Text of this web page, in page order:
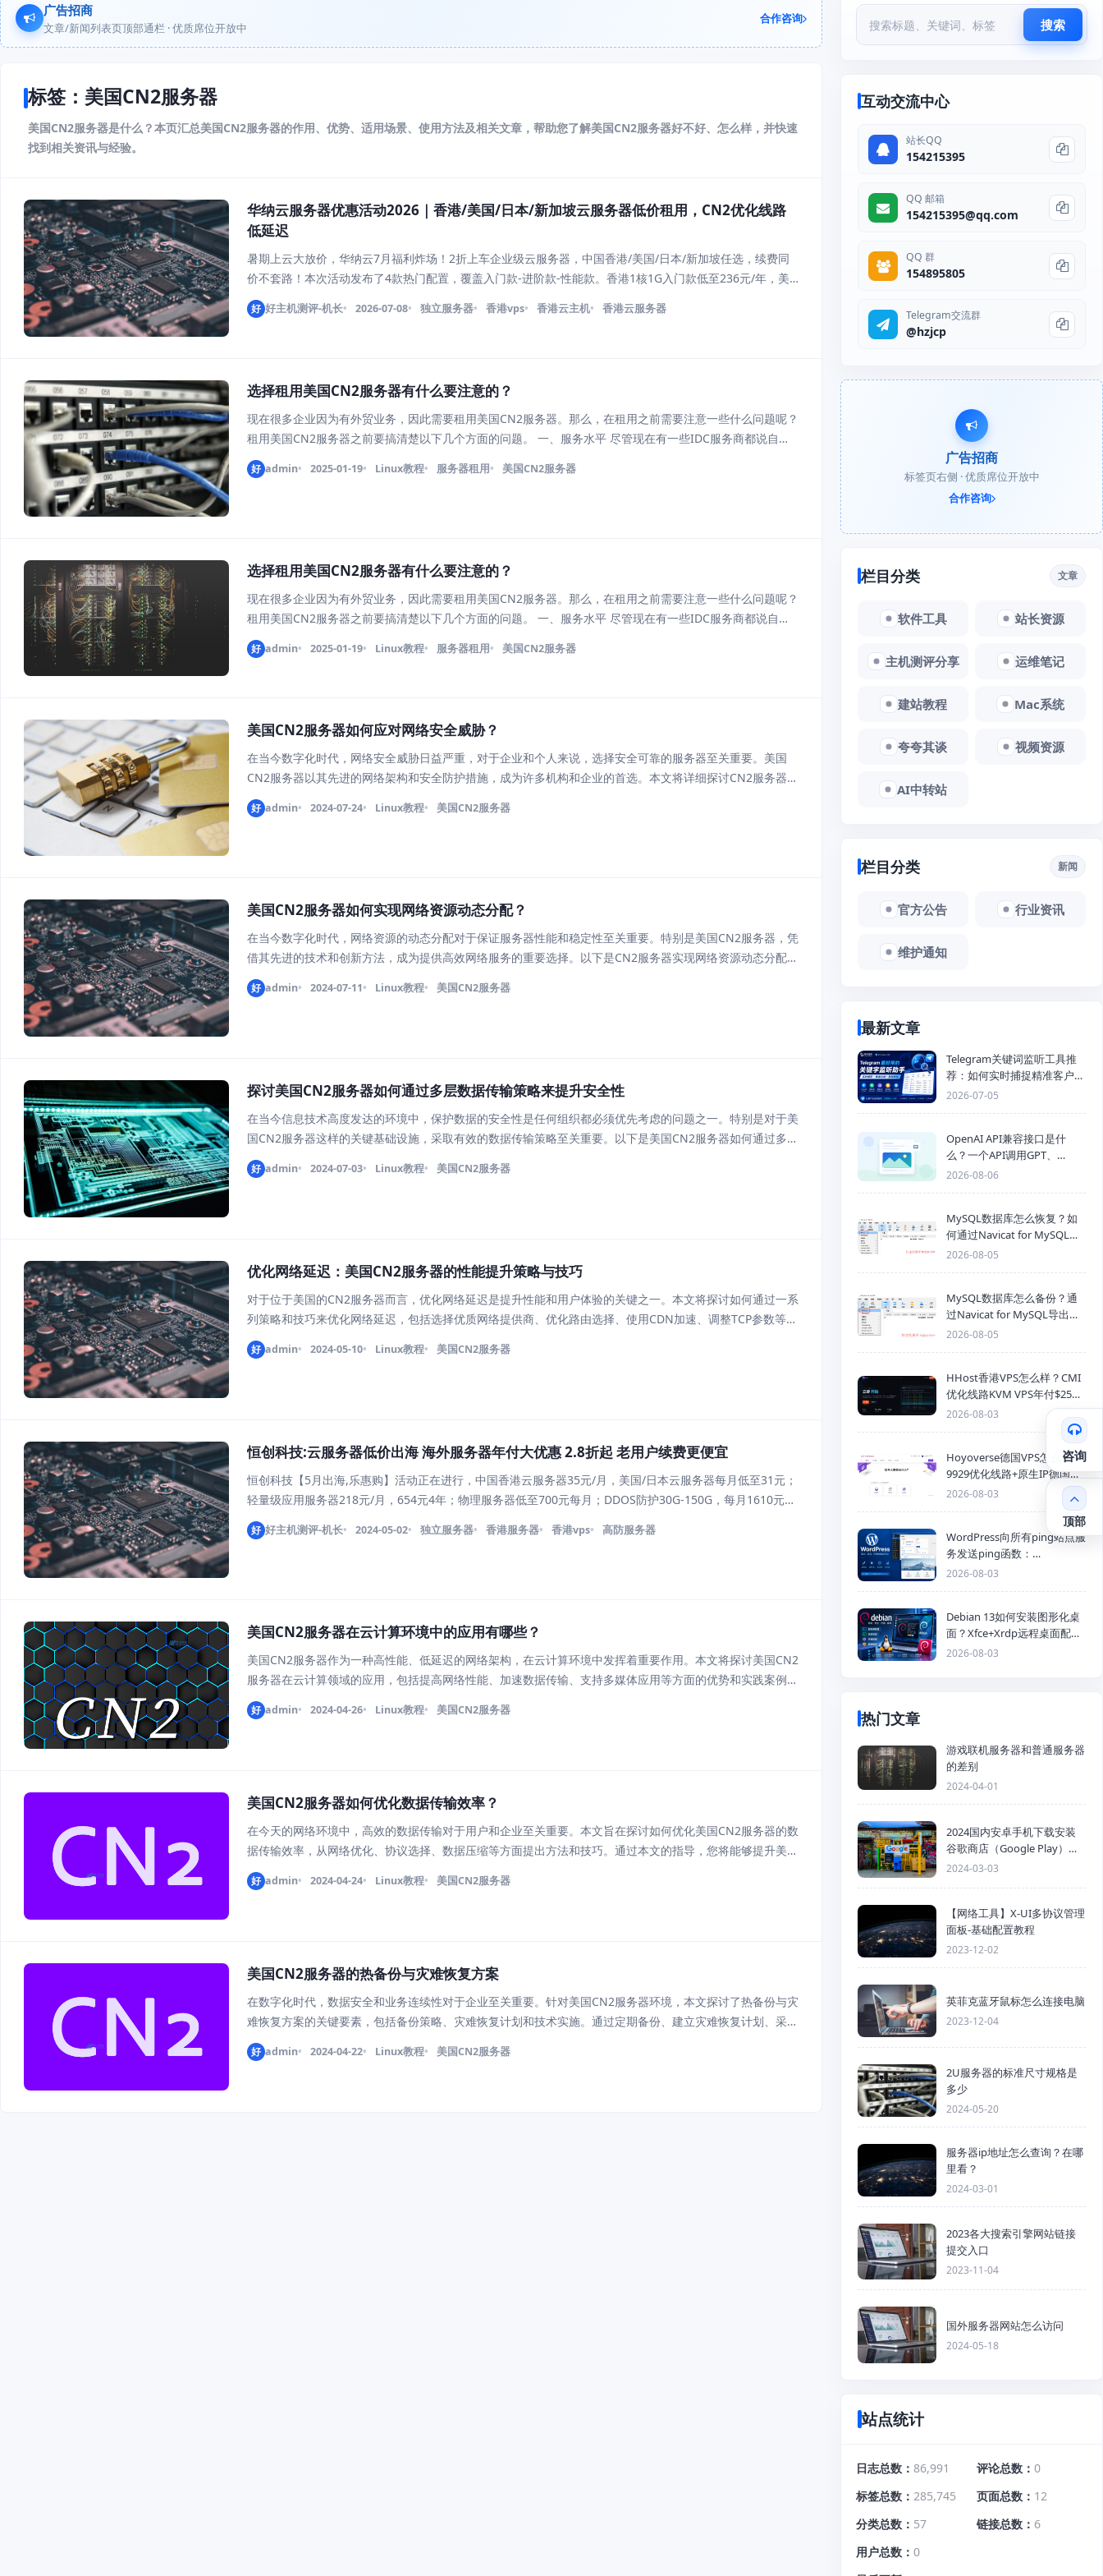
广告招商
文章/新闻列表页顶部通栏 · 优质席位开放中
合作咨询
标签：美国CN2服务器
美国CN2服务器是什么？本页汇总美国CN2服务器的作用、优势、适用场景、使用方法及相关文章，帮助您了解美国CN2服务器好不好、怎么样，并快速
找到相关资讯与经验。
华纳云服务器优惠活动2026｜香港/美国/日本/新加坡云服务器低价租用，CN2优化线路
低延迟
暑期上云大放价，华纳云7月福利炸场！2折上车企业级云服务器，中国香港/美国/日本/新加坡任选，续费同
价不套路！本次活动发布了4款热门配置，覆盖入门款-进阶款-性能款。香港1核1G入门款低至236元/年，美
国2核4G进阶款仅需466元/年，日本4核8G企业级永久886元/年，更有高性能香港8核16G限时996元/半年，
低
好 好主机测评-机长 2026-07-08 独立服务器 香港vps 香港云主机 香港云服务器
选择租用美国CN2服务器有什么要注意的？
现在很多企业因为有外贸业务，因此需要租用美国CN2服务器。那么，在租用之前需要注意一些什么问题呢？
租用美国CN2服务器之前要搞清楚以下几个方面的问题。 一、服务水平 尽管现在有一些IDC服务商都说自己
可以提供7*24小时的机房服务，但是真正可以做到的其实是凤毛麟角。尽管客观条件都允许，但是只要真正
做到7*24小时机房服
好 admin 2025-01-19 Linux教程 服务器租用 美国CN2服务器
选择租用美国CN2服务器有什么要注意的？
现在很多企业因为有外贸业务，因此需要租用美国CN2服务器。那么，在租用之前需要注意一些什么问题呢？
租用美国CN2服务器之前要搞清楚以下几个方面的问题。 一、服务水平 尽管现在有一些IDC服务商都说自己
可以提供7*24小时的机房服务，但是真正可以做到的其实是凤毛麟角。尽管客观条件都允许，但是只要真正
做到7*24小时机房服
好 admin 2025-01-19 Linux教程 服务器租用 美国CN2服务器
美国CN2服务器如何应对网络安全威胁？
在当今数字化时代，网络安全威胁日益严重，对于企业和个人来说，选择安全可靠的服务器至关重要。美国
CN2服务器以其先进的网络架构和安全防护措施，成为许多机构和企业的首选。本文将详细探讨CN2服务器是
如何有效防御各种网络安全威胁的。 网络架构与安全设施 美国CN2服务器采用高度可靠的网络架构，通常包
括多层次的网络隔离和分段，
好 admin 2024-07-24 Linux教程 美国CN2服务器
美国CN2服务器如何实现网络资源动态分配？
在当今数字化时代，网络资源的动态分配对于保证服务器性能和稳定性至关重要。特别是美国CN2服务器，凭
借其先进的技术和创新方法，成为提供高效网络服务的重要选择。以下是CN2服务器实现网络资源动态分配的
关键技术和工作原理： 1. 网络拓扑与传输优化 美国CN2服务器采用优化的网络拓扑结构，通过选择最佳路径
和传输节点，以最小化
好 admin 2024-07-11 Linux教程 美国CN2服务器
探讨美国CN2服务器如何通过多层数据传输策略来提升安全性
在当今信息技术高度发达的环境中，保护数据的安全性是任何组织都必须优先考虑的问题之一。特别是对于美
国CN2服务器这样的关键基础设施，采取有效的数据传输策略至关重要。以下是美国CN2服务器如何通过多层
安全措施提升数据传输安全性的详细讨论： 1. 强化的数据加密技术 为了防止数据在传输过程中被未经授权的
第三方获取，CN2服务
好 admin 2024-07-03 Linux教程 美国CN2服务器
优化网络延迟：美国CN2服务器的性能提升策略与技巧
对于位于美国的CN2服务器而言，优化网络延迟是提升性能和用户体验的关键之一。本文将探讨如何通过一系
列策略和技巧来优化网络延迟，包括选择优质网络提供商、优化路由选择、使用CDN加速、调整TCP参数等，
以提升服务器的响应速度和网络性能，为用户提供更快速、稳定的网络连接体验。 1. 选择优质网络提供商：
网络延迟与网络提供商
好 admin 2024-05-10 Linux教程 美国CN2服务器
恒创科技:云服务器低价出海 海外服务器年付大优惠 2.8折起 老用户续费更便宜
恒创科技【5月出海,乐惠购】活动正在进行，中国香港云服务器35元/月，美国/日本云服务器每月低至31元；
轻量级应用服务器218元/月，654元4年；物理服务器低至700元每月；DDOS防护30G-150G，每月1610元，
无视CC攻击！全场2.8折起，云服务器年付续费同价，老用户续费更便宜（本场活动产品续费同享，可免费
好 好主机测评-机长 2024-05-02 独立服务器 香港服务器 香港vps 高防服务器
美国CN2服务器在云计算环境中的应用有哪些？
美国CN2服务器作为一种高性能、低延迟的网络架构，在云计算环境中发挥着重要作用。本文将探讨美国CN2
服务器在云计算领域的应用，包括提高网络性能、加速数据传输、支持多媒体应用等方面的优势和实践案例。
1. 提高网络性能 美国CN2服务器通过提供低延迟、高带宽的网络连接，能够显著提高云计算环境中的网络性
能。在数据传输、资源
好 admin 2024-04-26 Linux教程 美国CN2服务器
美国CN2服务器如何优化数据传输效率？
在今天的网络环境中，高效的数据传输对于用户和企业至关重要。本文旨在探讨如何优化美国CN2服务器的数
据传输效率，从网络优化、协议选择、数据压缩等方面提出方法和技巧。通过本文的指导，您将能够提升美国
CN2服务器的数据传输性能，提高用户体验和工作效率。 1. 网络优化： 确保网络连接稳定和畅通是提升数据
传输效率的首要任务。优
好 admin 2024-04-24 Linux教程 美国CN2服务器
美国CN2服务器的热备份与灾难恢复方案
在数字化时代，数据安全和业务连续性对于企业至关重要。针对美国CN2服务器环境，本文探讨了热备份与灾
难恢复方案的关键要素，包括备份策略、灾难恢复计划和技术实施。通过定期备份、建立灾难恢复计划、采用
有效的技术实施和培训员工，企业可以在面对各种挑战时保障数据安全和业务连续性。 1、备份策略 定期全
量备份和增量备份：确保数据的
好 admin 2024-04-22 Linux教程 美国CN2服务器
搜索
互动交流中心
站长QQ
154215395
QQ 邮箱
154215395@qq.com
QQ 群
154895805
Telegram交流群
@hzjcp
广告招商
标签页右侧 · 优质席位开放中
合作咨询
栏目分类 文章
软件工具 站长资源
主机测评分享 运维笔记
建站教程 Mac系统
夸夸其谈 视频资源
AI中转站
栏目分类 新闻
官方公告 行业资讯
维护通知
最新文章
Telegram关键词监听工具推
荐：如何实时捕捉精准客户，
提高获客效率？
2026-07-05
OpenAI API兼容接口是什
么？一个API调用GPT、
Claude、Gemini、DeepSeek
2026-08-06
MySQL数据库怎么恢复？如
何通过Navicat for MySQL导
入SQL备份文件
2026-08-05
MySQL数据库怎么备份？通
过Navicat for MySQL导出
Mysql数据库为SQL格式备份
2026-08-05
HHost香港VPS怎么样？CMI
优化线路KVM VPS年付$25
起，4GB内存优惠套餐
2026-08-03
Hoyoverse德国VPS怎么样？
9929优化线路+原生IP德国
KVM VPS推荐
2026-08-03
WordPress向所有ping站点服
务发送ping函数：
generic_ping
2026-08-03
Debian 13如何安装图形化桌
面？Xfce+Xrdp远程桌面配置
教程
2026-08-03
热门文章
游戏联机服务器和普通服务器
的差别
2024-04-01
2024国内安卓手机下载安装
谷歌商店（Google Play）详
细步骤
2024-03-03
【网络工具】X-UI多协议管理
面板-基础配置教程
2023-12-02
英菲克蓝牙鼠标怎么连接电脑
2023-12-04
2U服务器的标准尺寸规格是
多少
2024-05-20
服务器ip地址怎么查询？在哪
里看？
2024-03-01
2023各大搜索引擎网站链接
提交入口
2023-11-04
国外服务器网站怎么访问
2024-05-18
站点统计
日志总数 86,991 评论总数
0
标签总数
285,745 页面总数
12
分类总数
57 链接总数
6
用户总数
0
咨询
顶部